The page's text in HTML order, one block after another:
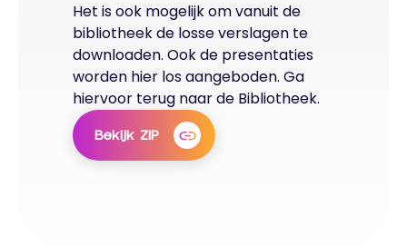
Het is ook mogelijk om vanuit de
bibliotheek de losse verslagen te
downloaden. Ook de presentaties
worden hier los aangeboden. Ga
hiervoor terug naar de Bibliotheek.
Bekijk ZIP